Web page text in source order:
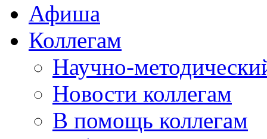
Афиша
Коллегам
Научно-
Новости коллегам
В помощь коллегам